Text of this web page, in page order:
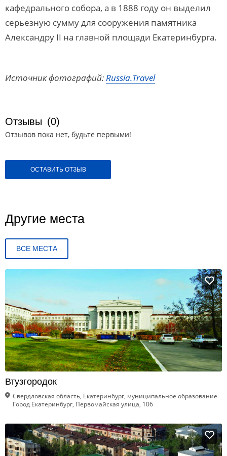
кафедрального собора, а в 1888 году он выделил
серьезную сумму для сооружения памятника
Александру II на главной площади Екатеринбурга.
Источник фотографий:Russia.Travel
Отзывы (0)
Отзывов пока нет, будьте первыми!
ОСТАВИТЬ ОТЗЫВ
Другие места
ВСЕ МЕСТА
Втузгородок
Свердловская область, Екатеринбург, муниципальное образование
Город Екатеринбург, Первомайская улица, 106